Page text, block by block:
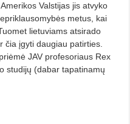
Valstijas jis atvyko
metus, kai
lietuviams atsirado
čia įgyti daugiau patirties.
JAV profesoriaus Rex
studijų (dabar tapatinamų